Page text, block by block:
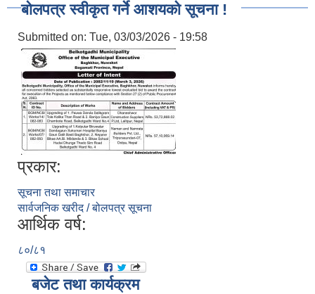
बोलपत्र स्वीकृत गर्ने आशयको सूचना !
Submitted on: Tue, 03/03/2026 - 19:58
प्रकार:
सूचना तथा समाचार
सार्वजनिक खरीद / बोलपत्र सूचना
आर्थिक वर्ष:
८०/८१
बजेट तथा कार्यक्रम